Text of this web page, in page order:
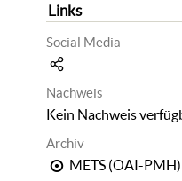
Links
Social Media
Nachweis
Kein Nachweis
Archiv
METS (OAI-PMH)